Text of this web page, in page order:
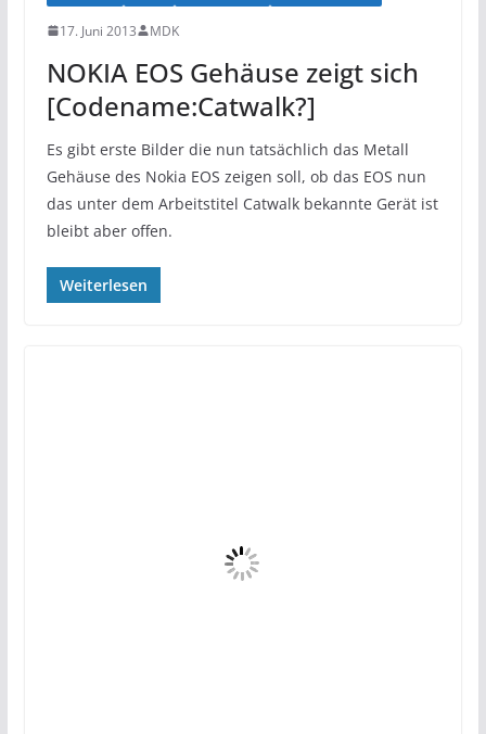
17. Juni 2013 MDK
NOKIA EOS Gehäuse zeigt sich
[Codename:Catwalk?]
Es gibt erste Bilder die nun tatsächlich das Metall
Gehäuse des Nokia EOS zeigen soll, ob das EOS nun
das unter dem Arbeitstitel Catwalk bekannte Gerät ist
bleibt aber offen.
Weiterlesen